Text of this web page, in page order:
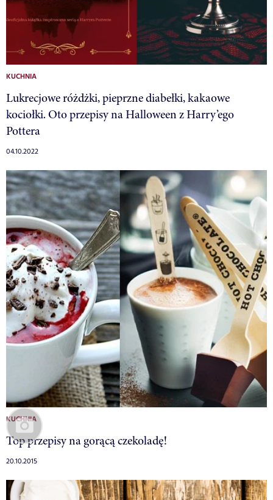
KUCHNIA
Lukrecjowe różdżki, pieprzne diabełki, kakaowe
kociołki. Oto przepisy na Halloween z Harry’ego
Pottera
04.10.2022
KUCHNIA
Top przepisy na gorącą czekoladę!
20.10.2015